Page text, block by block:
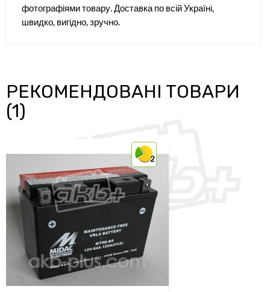
фотографіями товару. Доставка по всій Україні,
швидко, вигідно, зручно.
РЕКОМЕНДОВАНІ ТОВАРИ
(1)
2